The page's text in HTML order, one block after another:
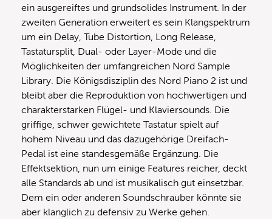
ein ausgereiftes und grundsolides Instrument. In der
zweiten Generation erweitert es sein Klangspektrum
um ein Delay, Tube Distortion, Long Release,
Tastatursplit, Dual- oder Layer-Mode und die
Möglichkeiten der umfangreichen Nord Sample
Library. Die Königsdisziplin des Nord Piano 2 ist und
bleibt aber die Reproduktion von hochwertigen und
charakterstarken Flügel- und Klaviersounds. Die
griffige, schwer gewichtete Tastatur spielt auf
hohem Niveau und das dazugehörige Dreifach-
Pedal ist eine standesgemäße Ergänzung. Die
Effektsektion, nun um einige Features reicher, deckt
alle Standards ab und ist musikalisch gut einsetzbar.
Dem ein oder anderen Soundschrauber könnte sie
aber klanglich zu defensiv zu Werke gehen.